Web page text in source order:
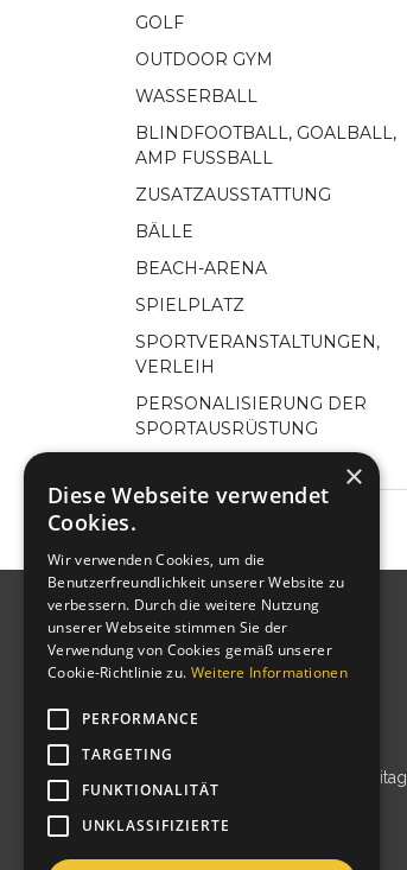
GOLF
OUTDOOR GYM
WASSERBALL
BLINDFOOTBALL, GOALBALL,
AMP FUSSBALL
ZUSATZAUSSTATTUNG
BÄLLE
BEACH-ARENA
SPIELPLATZ
SPORTVERANSTALTUNGEN,
VERLEIH
PERSONALISIERUNG DER
SPORTAUSRÜSTUNG
SPORT TRANSFER SP. Z O.O.
ul. Południowa 81
Geschäftszeiten: Montag bis Freitag
×
Diese Webseite verwendet
Cookies.
Wir verwenden Cookies, um die
Benutzerfreundlichkeit unserer Website zu
verbessern. Durch die weitere Nutzung
unserer Webseite stimmen Sie der
Verwendung von Cookies gemäß unserer
Cookie-Richtlinie zu. Weitere Informationen
PERFORMANCE
TARGETING
FUNKTIONALITÄT
UNKLASSIFIZIERTE